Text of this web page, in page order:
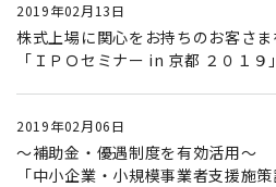
2019年02月13日
株式上場に関心をお持ちのお客さ
「ＩＰＯセミナー in 京都 ２０１９
2019年02月06日
～補助金・優遇制度を有効活用～
「中小企業・小規模事業者支援施